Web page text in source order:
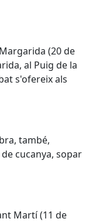
(20 de
al Puig de la
s'ofereix als
també,
cucanya, sopar
Martí (11 de